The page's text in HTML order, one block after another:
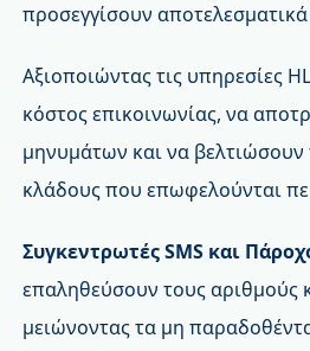
προσεγγίσουν
Αξιοποιώντας τις υπηρεσίες
κόστος επικοινωνίας, να
μηνυμάτων και να βελτιώσουν
κλάδους που επωφελούνται
Συγκεντρωτές SMS και
επαληθεύσουν τους αριθμούς
μειώνοντας τα μη